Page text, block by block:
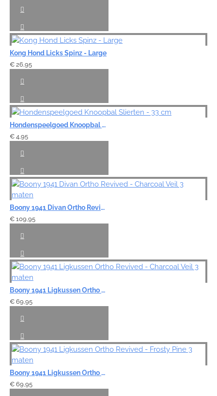
Kong Hond Licks Spinz - Large
€ 26,95
Hondenspeelgoed Knoopbal Slierten - 33 cm
€ 4,95
Boony 1941 Divan Ortho Revived - Charcoal Veil 3 maten
€ 109,95
Boony 1941 Ligkussen Ortho Revived - Charcoal Veil 3 maten
€ 69,95
Boony 1941 Ligkussen Ortho Revived - Frosty Pine 3 maten
€ 69,95